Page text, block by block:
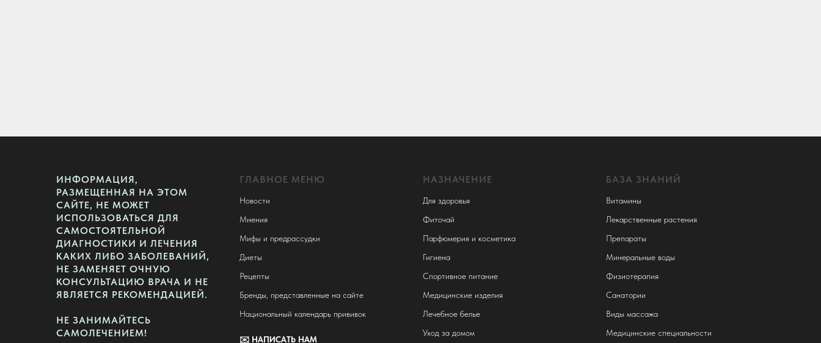
ИНФОРМАЦИЯ,
РАЗМЕЩЕННАЯ НА ЭТОМ
САЙТЕ, НЕ МОЖЕТ
ИСПОЛЬЗОВАТЬСЯ ДЛЯ
САМОСТОЯТЕЛЬНОЙ
ДИАГНОСТИКИ И ЛЕЧЕНИЯ
КАКИХ ЛИБО ЗАБОЛЕВАНИЙ,
НЕ ЗАМЕНЯЕТ ОЧНУЮ
КОНСУЛЬТАЦИЮ ВРАЧА И НЕ
ЯВЛЯЕТСЯ РЕКОМЕНДАЦИЕЙ.
НЕ ЗАНИМАЙТЕСЬ
САМОЛЕЧЕНИЕМ!
ГЛАВНОЕ МЕНЮ
Новости
Мнения
Мифы и предрассудки
Диеты
Рецепты
Бренды, представленные на сайте
Национальный календарь прививок
✉️ НАПИСАТЬ НАМ
НАЗНАЧЕНИЕ
Для здоровья
Фиточай
Парфюмерия и косметика
Гигиена
Спортивное питание
Медицинские изделия
Лечебное белье
Уход за домом
БАЗА ЗНАНИЙ
Витамины
Лекарственные растения
Препараты
Минеральные воды
Физиотерапия
Санатории
Виды массажа
Медицинские специальности